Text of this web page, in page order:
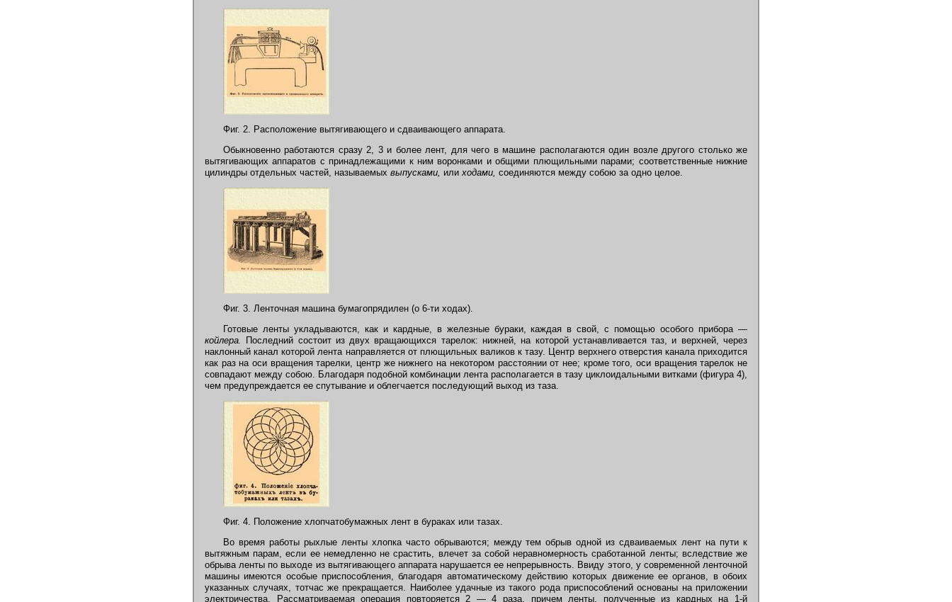
Фиг. 2. Расположение вытягивающего и сдваивающего аппарата.
Обыкновенно работаются сразу 2, 3 и более лент, для чего в машине располагаются один возле другого столько же
вытягивающих аппаратов с принадлежащими к ним воронками и общими плющильными парами; соответственные нижние
цилиндры отдельных частей, называемых выпусками, илиходами, соединяются между собою за одно целое.
Фиг. 3. Ленточная машина бумагопрядилен (о 6-ти ходах).
Готовые ленты укладываются, как и кардные, в железные бураки, каждая в свой, с помощью особого прибора —
койлера.
Последний состоит из двух вращающихся тарелок: нижней, на которой устанавливается таз, и верхней, через
наклонный канал которой лента направляется от плющильных валиков к тазу. Центр верхнего отверстия канала приходится
как раз на оси вращения тарелки, центр же нижнего на некотором расстоянии от нее; кроме того, оси вращения тарелок не
совпадают между собою. Благодаря подобной комбинации лента располагается в тазу циклоидальными витками (фигура 4),
чем предупреждается ее спутывание и облегчается последующий выход из таза.
Фиг. 4. Положение хлопчатобумажных лент в бураках или тазах.
Во время работы рыхлые ленты хлопка часто обрываются; между тем обрыв одной из сдваиваемых лент на пути к
вытяжным парам, если ее немедленно не срастить, влечет за собой неравномерность сработанной ленты; вследствие же
обрыва ленты по выходе из вытягивающего аппарата нарушается ее непрерывность. Ввиду этого, у современной ленточной
машины имеются особые приспособления, благодаря автоматическому действию которых движение ее органов, в обоих
указанных случаях, тотчас же прекращается. Наиболее удачные из такого рода приспособлений основаны на приложении
электричества. Рассматриваемая операция повторяется 2 — 4 раза, причем ленты, полученные из кардных на 1-й